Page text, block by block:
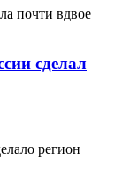
почти вдвое
сделал
регион